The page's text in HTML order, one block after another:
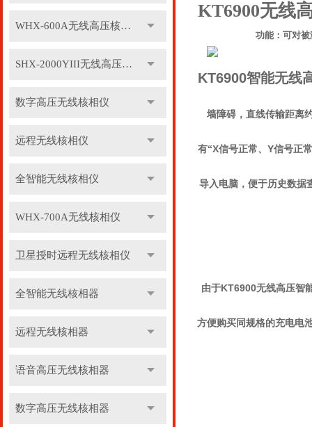
WHX-600A无线高压核相仪
SHX-2000YIII无线高压核相仪
数字高压无线核相仪
远程无线核相仪
全智能无线核相仪
WHX-700A无线核相仪
卫星授时远程无线核相仪
全智能无线核相器
远程无线核相器
语音高压无线核相器
数字高压无线核相器
KT6900无线
功能：可对
KT6900智能无线
墙障碍，直线传输距离
有“X信号正常、Y信号正
导入电脑，便于历史数据
由于KT6900无线高压智
方便购买同规格的充电电